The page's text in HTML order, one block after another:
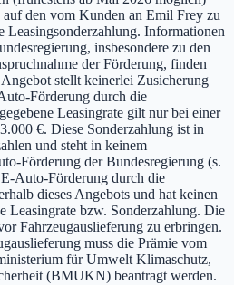
den vom Kunden an Emil Frey zu
Leasingsonderzahlung. Informationen
insbesondere zu den
der Förderung, finden
stellt keinerlei Zusicherung
Förderung durch die
Leasingrate gilt nur bei einer
€. Diese Sonderzahlung ist in
und steht in keinem
Förderung der Bundesregierung (s.
Auto-Förderung durch die
dieses Angebots und hat keinen
Leasingrate bzw. Sonderzahlung. Die
Fahrzeugauslieferung zu erbringen.
muss die Prämie vom
für Umwelt Klimaschutz,
(BMUKN) beantragt werden.